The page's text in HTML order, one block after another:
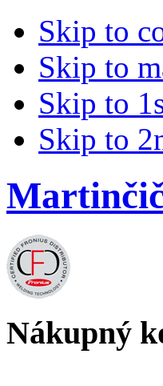
Skip to
Skip to
Skip to
Skip to
Nákupný